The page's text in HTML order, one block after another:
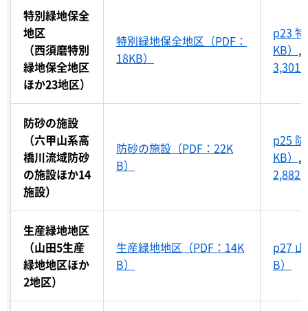
特別緑地保全
地区
（西須磨特別
緑地保全地区
ほか23地区）
特別緑地保全地区（PDF：
18KB）
p23
KB） ,
防砂の施設
（六甲山系高
橋川流域防砂
の施設ほか14
施設）
防砂の施設（PDF：22K
B）
p25
KB） ,
生産緑地地区
（山田5生産
緑地地区ほか
2地区）
生産緑地地区（PDF：14K
B）
p27
B）